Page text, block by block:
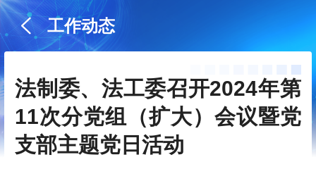
工作动态
法制委、法工委召开2024年第
11次分党组（扩大）会议暨党
支部主题党日活动